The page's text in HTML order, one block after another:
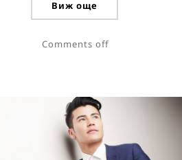
Виж още
Comments off